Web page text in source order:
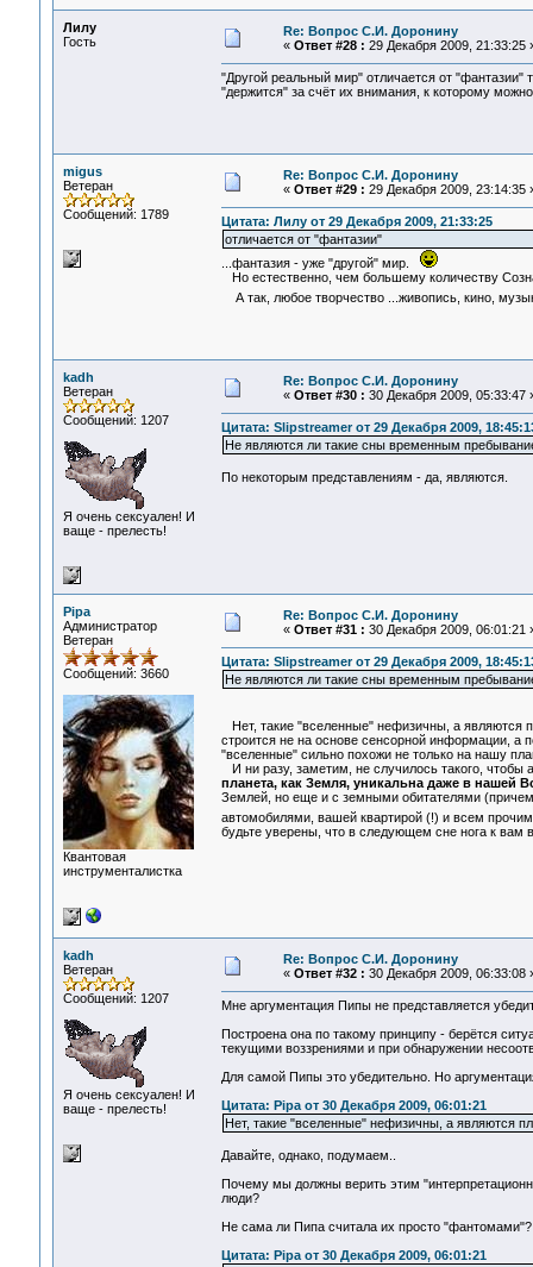
Лилу
Гость
Re: Вопрос С.И. Доронину
« Ответ #28 : 29 Декабря 2009, 21:33:25
"Другой реальный мир" отличается от "фантазии"
"держится" за счёт их внимания, к которому
migus
Ветеран
Сообщений: 1789
Re: Вопрос С.И. Доронину
« Ответ #29 : 29 Декабря 2009, 23:14:35
Цитата: Лилу от 29 Декабря 2009, 21:33:25
отличается от "фантазии"
...фантазия - уже "другой" мир.
Но естественно, чем большему количеству
А так, любое творчество ...живопись, кино,
kadh
Ветеран
Сообщений: 1207
Я очень сексуален! И
ваще - прелесть!
Re: Вопрос С.И. Доронину
« Ответ #30 : 30 Декабря 2009, 05:33:47
Цитата: Slipstreamer от 29 Декабря 2009,
Не являются ли такие сны временным
По некоторым представлениям - да, являются.
Pipa
Администратор
Ветеран
Сообщений: 3660
Квантовая
инструменталистка
Re: Вопрос С.И. Доронину
« Ответ #31 : 30 Декабря 2009, 06:01:21
Цитата: Slipstreamer от 29 Декабря 2009,
Не являются ли такие сны временным
Нет, такие "вселенные" нефизичны, а являются
строится не на основе сенсорной информации, а
"вселенные" сильно похожи не только на нашу
И ни разу, заметим, не случилось такого,
планета, как Земля, уникальна даже в нашей
Землей, но еще и с земными обитателями
автомобилями, вашей квартирой (!) и всем
будьте уверены, что в следующем сне нога к вам
kadh
Ветеран
Сообщений: 1207
Я очень сексуален! И
ваще - прелесть!
Re: Вопрос С.И. Доронину
« Ответ #32 : 30 Декабря 2009, 06:33:08
Мне аргументация Пипы не представляется
Построена она по такому принципу - берётся
текущими воззрениями и при обнаружении
Для самой Пипы это убедительно. Но
Цитата: Pipa от 30 Декабря 2009, 06:01:21
Нет, такие "вселенные" нефизичны, а являются
Давайте, однако, подумаем..
Почему мы должны верить этим
люди?
Не сама ли Пипа считала их просто
Цитата: Pipa от 30 Декабря 2009, 06:01:21